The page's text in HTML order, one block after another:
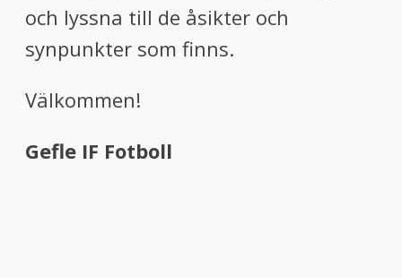
och lyssna till de åsikter och
synpunkter som finns.
Välkommen!
Gefle IF Fotboll